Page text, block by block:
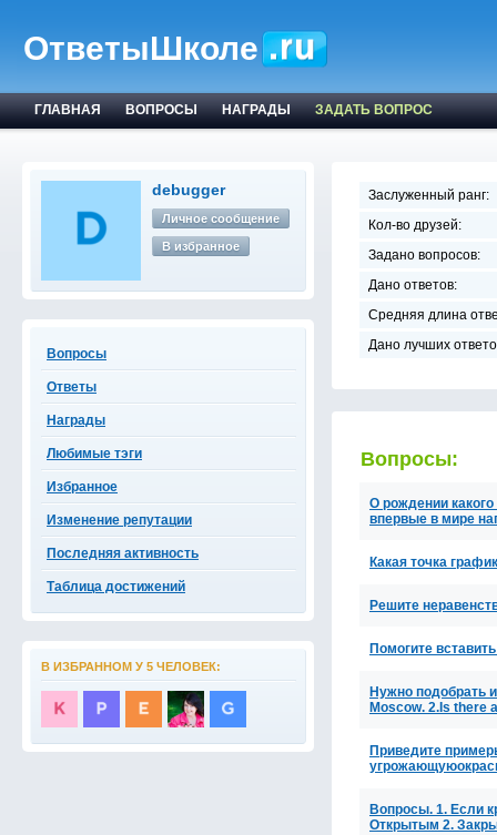
ОтветыШколе
ГЛАВНАЯ ВОПРОСЫ НАГРАДЫ ЗАДАТЬ ВОПРОС
debugger
Личное сообщение
В избранное
Вопросы
Ответы
Награды
Любимые тэги
Избранное
Изменение репутации
Последняя активность
Таблица достижений
В ИЗБРАННОМ У 5 ЧЕЛОВЕК:
Заслуженный ранг:
Кол-во друзей:
Задано вопросов:
Дано ответов:
Средняя длина
Дано лучших
Вопросы:
О рождении
впервые в мире
Какая точка
Решите
Помогите
Нужно подобрать
Moscow. 2.Is there
Приведите
Вопросы. 1. Если
Открытым 2.